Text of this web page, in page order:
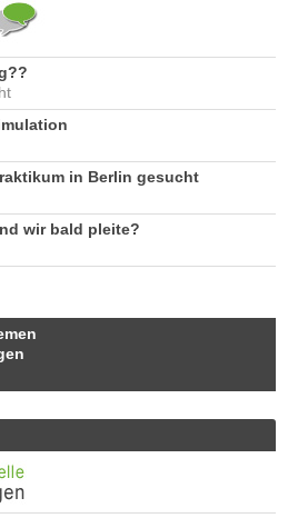
in Berlin gesucht
wir bald pleite?